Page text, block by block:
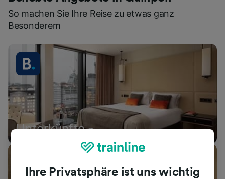
So machen Sie Ihre Reise zu etwas ganz
Besonderem
Unterkünfte
Ihre Privatsphäre ist uns wichtig